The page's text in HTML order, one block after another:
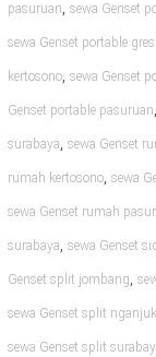
pasuruan, sewa Genset
sewa Genset portable
kertosono, sewa Genset
Genset portable pasuruan,
surabaya, sewa Genset
rumah kertosono, sewa
sewa Genset rumah
surabaya, sewa Genset
Genset split jombang,
sewa Genset split nganjuk
sewa Genset split